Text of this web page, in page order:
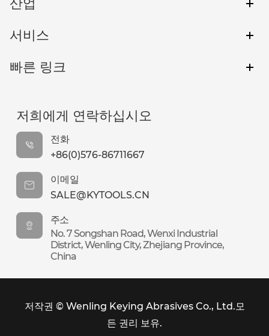
서비스
빠른 링크
저희에게 연락하십시오
전화
+86(0)576-86711667
이메일
SALE@KYTOOLS.CN
주소
No. 7 Songshan Road, Wenxi Industrial
District, Wenling City, Zhejiang Province,
China
저작권 © Wenling Keying Abrasives Co., Ltd. 모
든 권리 보유.